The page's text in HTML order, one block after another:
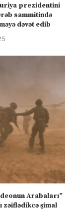
prezidentini
sammitində
dəvət edib
Arabaları”
zəiflədikcə şimal